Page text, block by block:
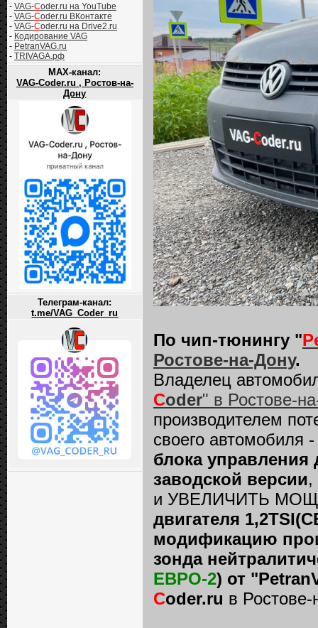
- VAG-Coder.ru на YouTube
- VAG-Coder.ru ВКонтакте
- VAG-Coder.ru на Drive2.ru
- Кодирование VAG
- PetranVAG.ru
- TRIVAGA.рф
MAX-канал:
VAG-Coder.ru , Ростов-на-
Дону
Телеграм-канал:
t.me/VAG_Coder_ru
По чип-тюнингу "
Ростове-на-Дону.
Владелец
Coder" в Ростове-
производителем
своего автомобиля
блока управления
заводской версии,
и УВЕЛИЧИТЬ
двигателя
модификацию
зонда
ЕВРО-2) от
Coder.ru в Ростове-